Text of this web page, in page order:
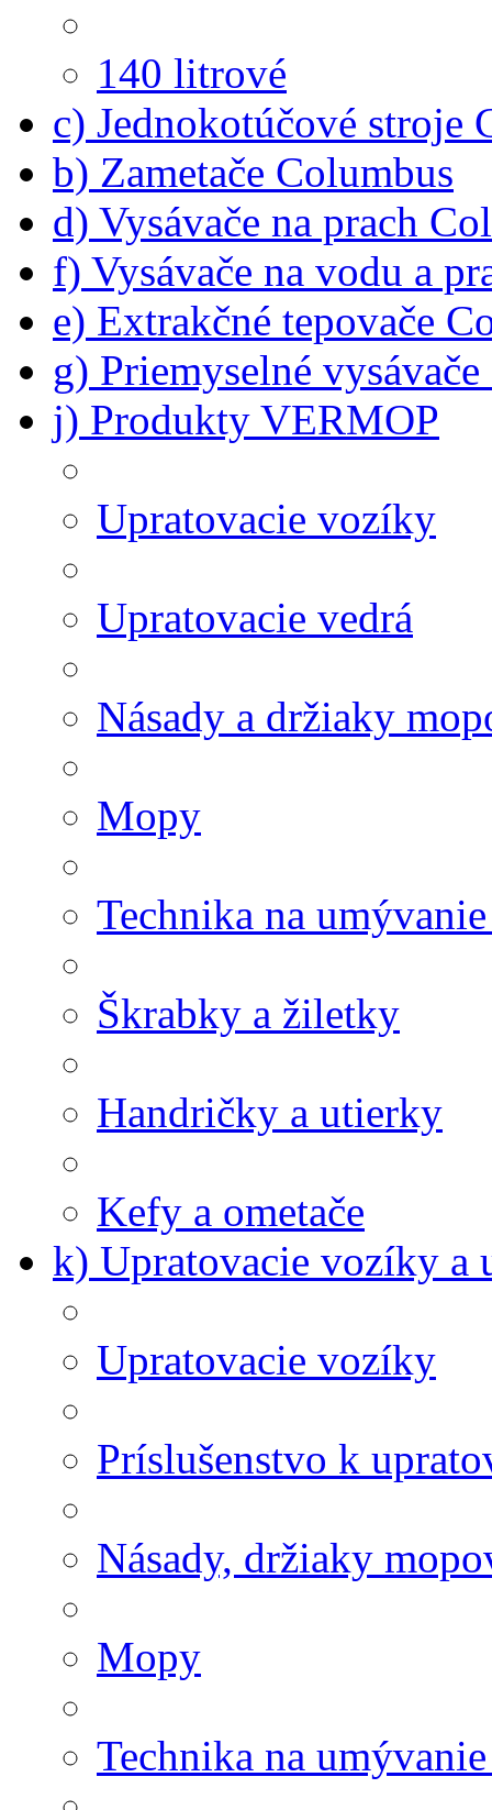
140 litrové
c) Jednokotúčové stroje
b) Zametače Columbus
d) Vysávače na prach
f) Vysávače na vodu a
e) Extrakčné tepovače
g) Priemyselné
j) Produkty VERMOP
Upratovacie vozíky
Upratovacie vedrá
Násady a držiaky
Mopy
Technika na
Škrabky a žiletky
Handričky a utierky
Kefy a ometače
k) Upratovacie vozíky a
Upratovacie vozíky
Príslušenstvo k
Násady, držiaky
Mopy
Technika na